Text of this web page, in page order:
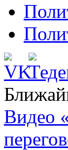
Видео